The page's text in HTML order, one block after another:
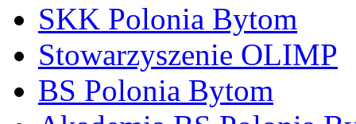
SKK Polonia Bytom
Stowarzyszenie OLIMP
BS Polonia Bytom